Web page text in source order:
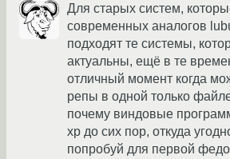
Для старых систем,
современных аналогов
подходят те системы,
актуальны, ещё в те
отличный момент когда
репы в одной только
почему виндовые
хр до сих пор, откуда
попробуй для первой